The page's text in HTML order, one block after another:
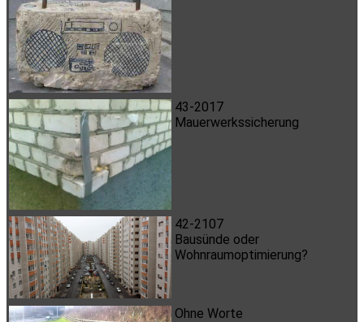
43-2017
Mauerwerkssicherung
42-2107
Bausünde oder
Wohnraumoptimierung?
Ohne Worte